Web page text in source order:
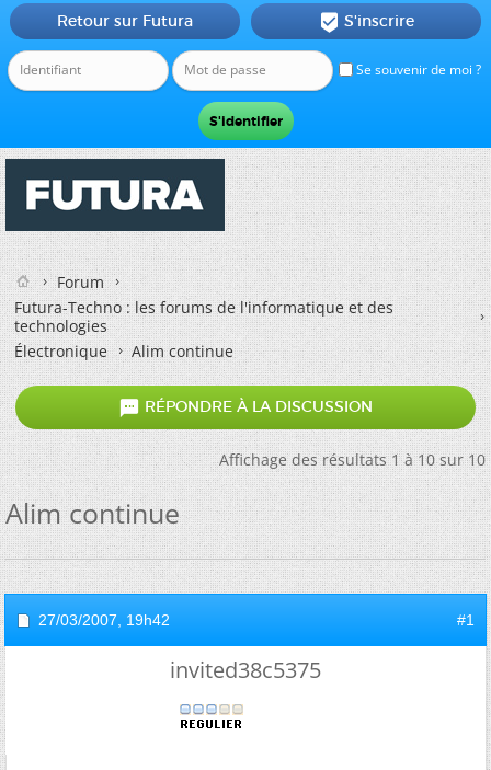
Se souvenir de moi ?
Retour sur Futura  S'inscrire
Forum
Futura-Techno : les forums de l'informatique et des
technologies
Électronique
Alim continue
 RÉPONDRE À LA DISCUSSION
Affichage des résultats 1 à 10 sur 10
Alim continue
27/03/2007, 19h42 #1
invited38c5375